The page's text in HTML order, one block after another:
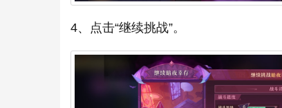
4、点击“继续挑战”。